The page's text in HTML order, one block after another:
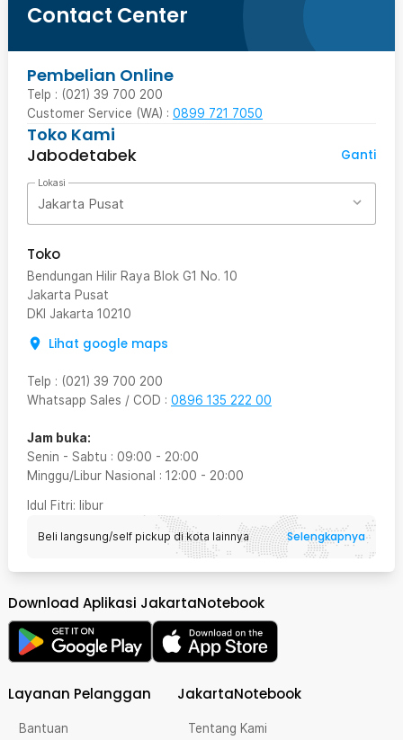
Contact Center
Pembelian Online
Telp : (021) 39 700 200
Customer Service (WA) : 0899 721 7050
Toko Kami
Jabodetabek
Ganti
Lokasi
Jakarta Pusat
Toko
Bendungan Hilir Raya Blok G1 No. 10
Jakarta Pusat
DKI Jakarta 10210
Lihat google maps
Telp : (021) 39 700 200
Whatsapp Sales / COD : 0896 135 222 00
Jam buka:
Senin - Sabtu : 09:00 - 20:00
Minggu/Libur Nasional : 12:00 - 20:00
Idul Fitri: libur
Beli langsung/self pickup di kota lainnya Selengkapnya
Download Aplikasi JakartaNotebook
Layanan Pelanggan
Bantuan
JakartaNotebook
Tentang Kami